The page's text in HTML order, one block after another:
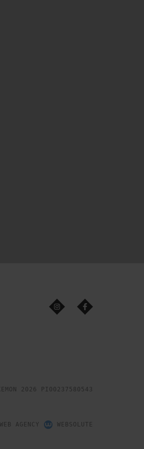
2026 PI00237580543
WEB AGENCY WEBSOLUTE